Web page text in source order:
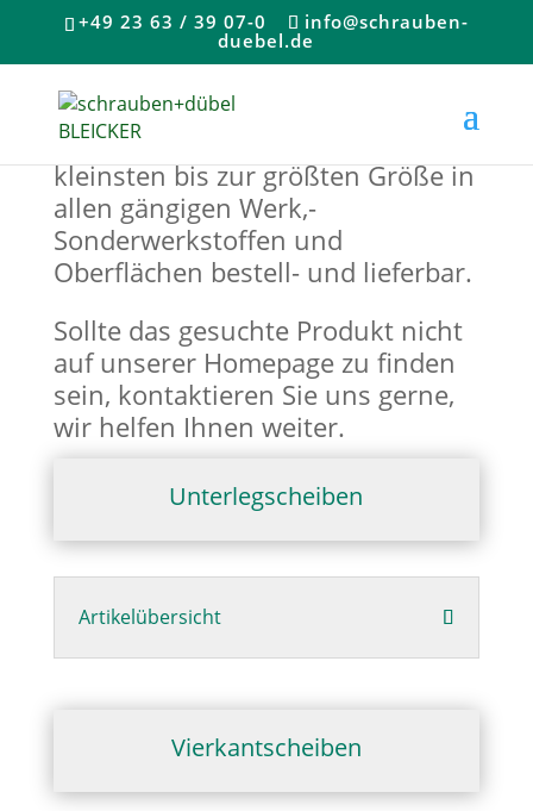
+49 23 63 / 39 07-0
info@schrauben-
duebel.de
Alle Artikel und
Sonderanfertigungen sind von der
kleinsten bis zur größten Größe in
allen gängigen Werk,-
Sonderwerkstoffen und
Oberflächen bestell- und lieferbar.
Sollte das gesuchte Produkt nicht
auf unserer Homepage zu finden
sein, kontaktieren Sie uns gerne,
wir helfen Ihnen weiter.
Unterlegscheiben
Artikelübersicht
Vierkantscheiben